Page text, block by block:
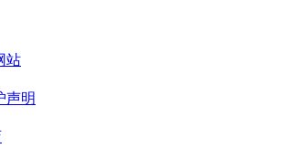
站
声明